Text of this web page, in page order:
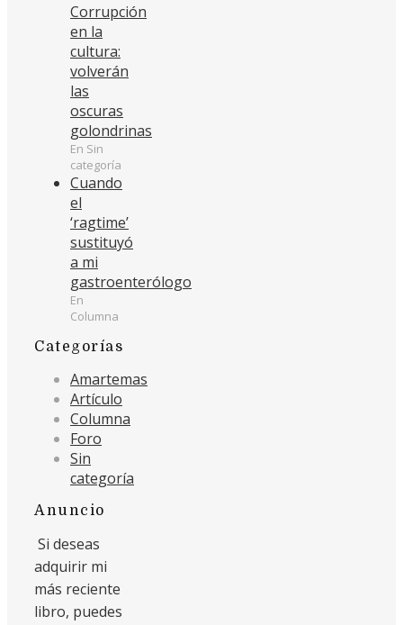
Corrupción
en la
cultura:
volverán
las
oscuras
golondrinas
En Sin
categoría
Cuando
el
‘ragtime’
sustituyó
a mi
gastroenterólogo
En
Columna
Categorías
Amartemas
Artículo
Columna
Foro
Sin
categoría
Anuncio
Si deseas
adquirir mi
más reciente
libro, puedes